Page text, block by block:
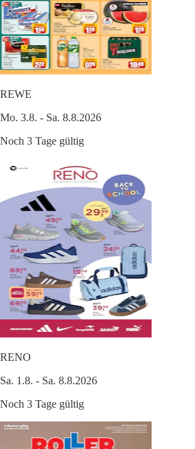
REWE
Mo. 3.8. - Sa. 8.8.2026
Noch 3 Tage gültig
RENO
Sa. 1.8. - Sa. 8.8.2026
Noch 3 Tage gültig